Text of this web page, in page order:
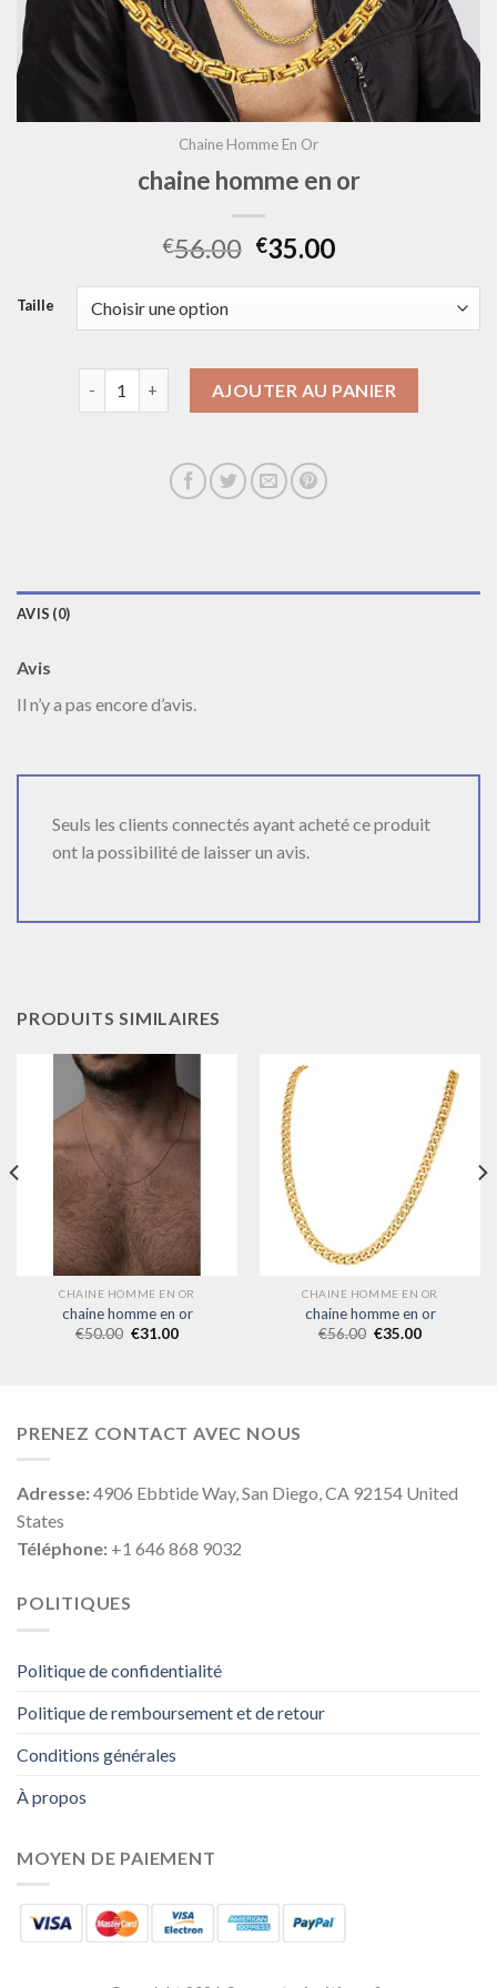
Chaine Homme En Or
chaine homme en or
€56.00 €35.00
Taille
AJOUTER AU PANIER
AVIS (0)
Avis
Il n’y a pas encore d’avis.
Seuls les clients connectés ayant acheté ce produit
ont la possibilité de laisser un avis.
PRODUITS SIMILAIRES
CHAINE HOMME EN OR
chaine homme en or
€50.00 €31.00
CHAINE HOMME EN OR
chaine homme en or
€56.00 €35.00
PRENEZ CONTACT AVEC NOUS
Adresse:4906 Ebbtide Way, San Diego, CA 92154 United
States
Téléphone: +1 646 868 9032
POLITIQUES
Politique de confidentialité
Politique de remboursement et de retour
Conditions générales
À propos
MOYEN DE PAIEMENT